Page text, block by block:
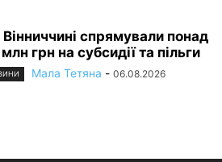
спрямували понад
грн на субсидії та пільги
Мала Тетяна - 06.08.2026